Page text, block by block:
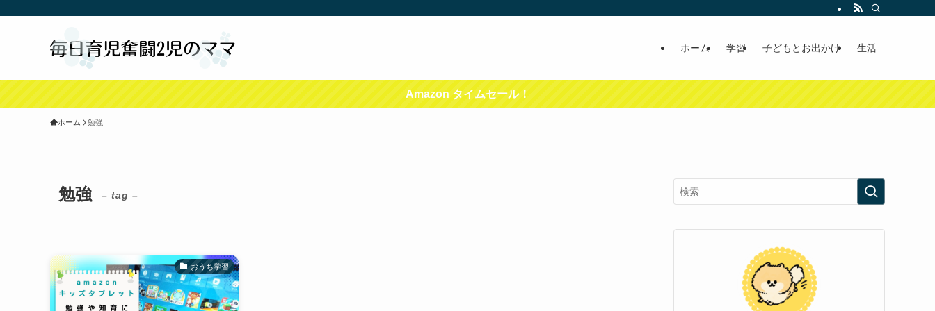
ホーム 学習 子どもとお出かけ 生活
Amazon タイムセール！
ホーム 勉強
勉強 – tag –
おうち学習